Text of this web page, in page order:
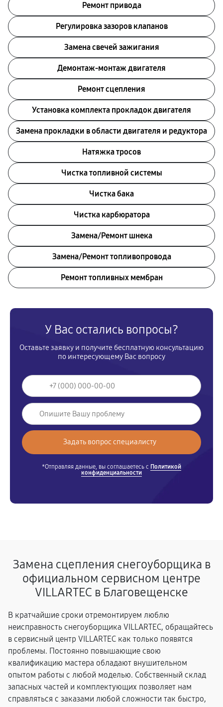
Ремонт привода
Регулировка зазоров клапанов
Замена свечей зажигания
Демонтаж-монтаж двигателя
Ремонт сцепления
Установка комплекта прокладок двигателя
Замена прокладки в области двигателя и редуктора
Натяжка тросов
Чистка топливной системы
Чистка бака
Чистка карбюратора
Замена/Pемонт шнека
Замена/Pемонт топливопровода
Ремонт топливных мембран
У Вас остались вопросы?
Оставьте заявку и получите бесплатную консультацию
по интересующему Вас вопросу
*Отправляя данные, вы соглашаетесь с Политикой
конфиденциальности
Замена сцепления снегоуборщика в
официальном сервисном центре
VILLARTEC в Благовещенске
В кратчайшие сроки отремонтируем люблю
неисправность снегоуборщика VILLARTEC, обращайтесь
в сервисный центр VILLARTEC как только появятся
проблемы. Постоянно повышающие свою
квалификацию мастера обладают внушительном
опытом работы с любой моделью. Собственный склад
запасных частей и комплектующих позволяет нам
справляться с заказами любой сложности так быстро,